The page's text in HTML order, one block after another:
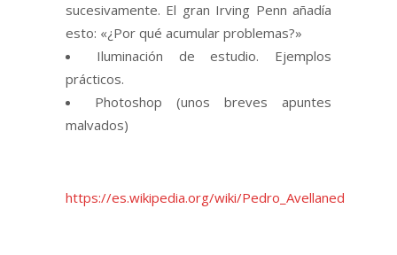
sucesivamente. El gran Irving Penn añadía
esto: «¿Por qué acumular problemas?»
Iluminación de estudio. Ejemplos
prácticos.
Photoshop (unos breves apuntes
malvados)
https://es.wikipedia.org/wiki/Pedro_Avellaned